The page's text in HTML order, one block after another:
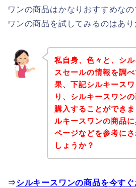
ワンの商品はかなりおすすめな
ワンの商品を試してみるのはあ
私自身、色々と、シ
スセールの情報を調
果、下記シルキース
り、シルキースワン
購入することができ
ルキースワンの商品
ページなどを参考に
しょうか？
⇒シルキースワンの商品を今す